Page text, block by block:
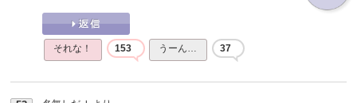
それな！ 153 うーん… 37